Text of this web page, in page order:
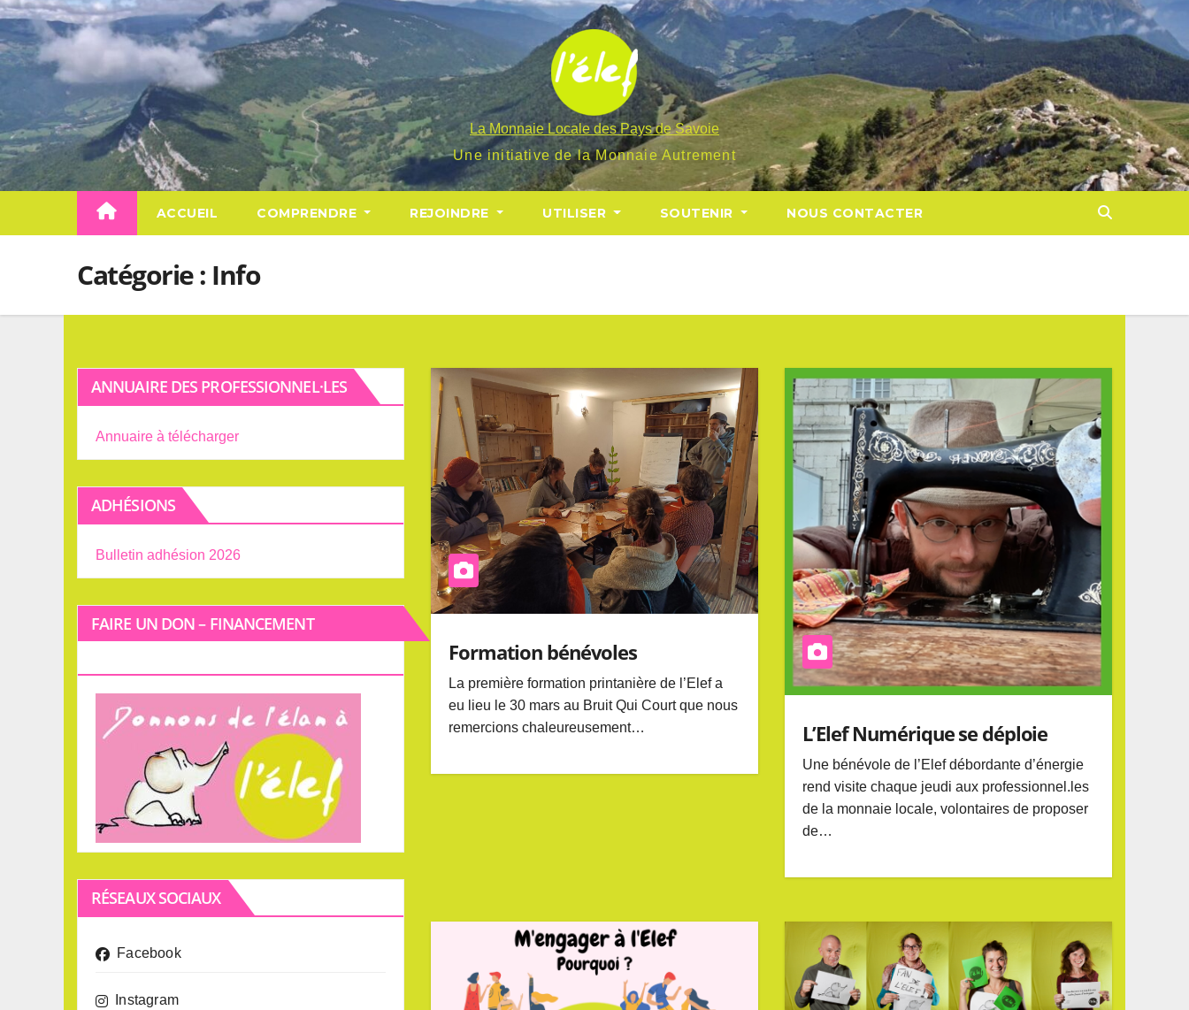
Skip
to
content
La Monnaie Locale des Pays de Savoie
Une initiative de la Monnaie Autrement
ACCUEIL COMPRENDRE REJOINDRE UTILISER SOUTENIR NOUS CONTACTER
Catégorie : Info
ANNUAIRE DES PROFESSIONNEL·LES
Annuaire à télécharger
ADHÉSIONS
Bulletin adhésion 2026
FAIRE UN DON – FINANCEMENT
RÉSEAUX SOCIAUX
Facebook
Instagram
Formation bénévoles
La première formation printanière de l’Elef a
eu lieu le 30 mars au Bruit Qui Court que nous
remercions chaleureusement…
L’Elef Numérique se déploie
Une bénévole de l’Elef débordante d’énergie
rend visite chaque jeudi aux professionnel.les
de la monnaie locale, volontaires de proposer
de…